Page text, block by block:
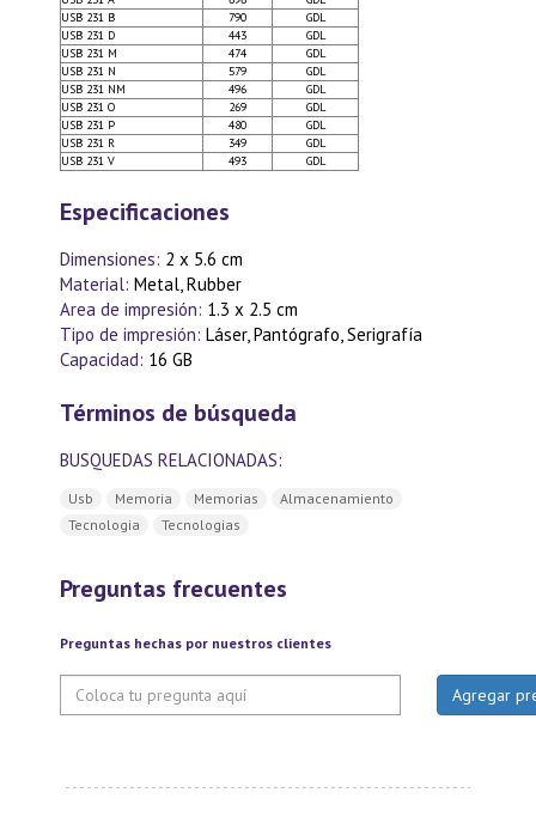
USB 231 B
790
GDL
USB 231 D
443
GDL
USB 231 M
474
GDL
USB 231 N
579
GDL
USB 231 NM
496
GDL
USB 231 O
269
GDL
USB 231 P
480
GDL
USB 231 R
349
GDL
USB 231 V
493 GDL
Especificaciones
Dimensiones: 2 x 5.6 cm
Material: Metal, Rubber
Area de impresión: 1.3 x 2.5 cm
Tipo de impresión: Láser, Pantógrafo, Serigrafía
Capacidad: 16 GB
Términos de búsqueda
BUSQUEDAS RELACIONADAS:
Usb Memoria Memorias
Almacenamiento
Tecnologia
Tecnologias
Preguntas frecuentes
Preguntas hechas por nuestros clientes